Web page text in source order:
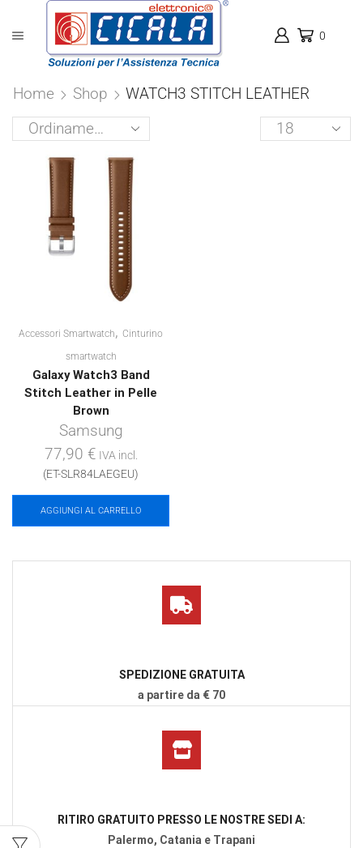
0
Home Shop
WATCH3 STITCH LEATHER
Products
Accessori Smartwatch, Cinturino
smartwatch
Galaxy Watch3 Band
Stitch Leather in Pelle
Brown
Samsung
77,90 € IVA incl.
(ET-SLR84LAEGEU)
AGGIUNGI AL CARRELLO
SPEDIZIONE GRATUITA
a partire da € 70
RITIRO GRATUITO PRESSO LE NOSTRE SEDI A:
Palermo, Catania e Trapani